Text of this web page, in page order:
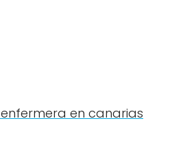
en canarias